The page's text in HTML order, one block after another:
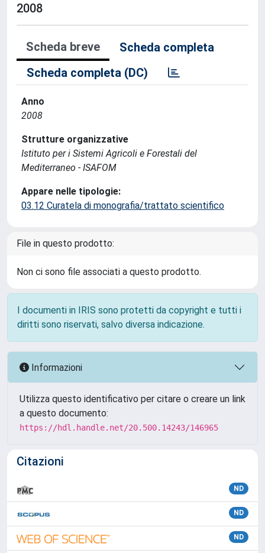
2008
Scheda breve
Scheda completa
Scheda completa (DC)
Anno
2008
Strutture organizzative
Istituto per i Sistemi Agricoli e Forestali del
Mediterraneo - ISAFOM
Appare nelle tipologie:
03.12 Curatela di monografia/trattato scientifico
File in questo prodotto:
Non ci sono file associati a questo prodotto.
I documenti in IRIS sono protetti da copyright e tutti i
diritti sono riservati, salvo diversa indicazione.
Informazioni
Utilizza questo identificativo per citare o creare un link
a questo documento:
https://hdl.handle.net/20.500.14243/146965
Citazioni
ND
ND
ND